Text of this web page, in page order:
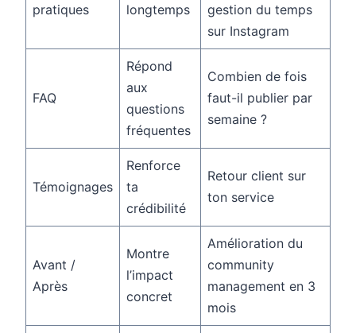
pratiques
longtemps
gestion du temps
sur Instagram
FAQ
Répond
aux
questions
fréquentes
Combien de fois
faut-il publier par
semaine ?
Témoignages
Renforce
ta
crédibilité
Retour client sur
ton service
Avant /
Après
Montre
l’impact
concret
Amélioration du
community
management en 3
mois